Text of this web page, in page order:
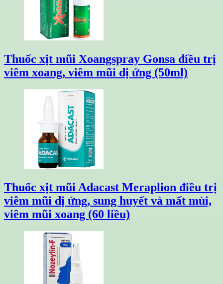
Thuốc xịt mũi Xoangspray Gonsa điều trị
viêm xoang, viêm mũi dị ứng (50ml)
Thuốc xịt mũi Adacast Meraplion điều trị
viêm mũi dị ứng, sung huyết và mất mùi,
viêm mũi xoang (60 liều)